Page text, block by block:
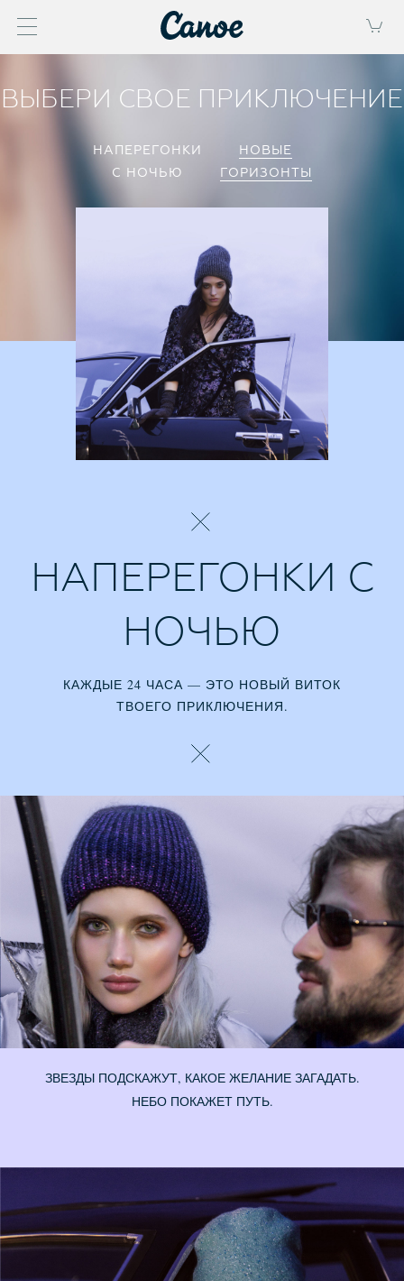
ВЫБЕРИ СВОЕ ПРИКЛЮЧЕНИЕ
НАПЕРЕГОНКИ
С НОЧЬЮ
НОВЫЕ
ГОРИЗОНТЫ
НАПЕРЕГОНКИ С
НОЧЬЮ
КАЖДЫЕ 24 ЧАСА — ЭТО НОВЫЙ ВИТОК
ТВОЕГО ПРИКЛЮЧЕНИЯ.
ЗВЕЗДЫ ПОДСКАЖУТ, КАКОЕ ЖЕЛАНИЕ ЗАГАДАТЬ.
НЕБО ПОКАЖЕТ ПУТЬ.